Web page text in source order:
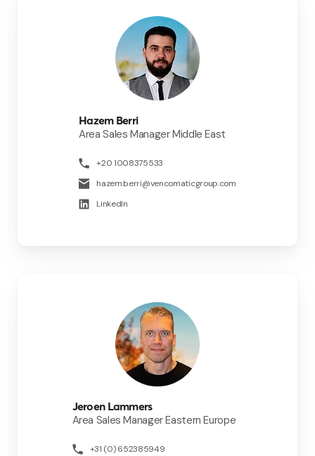
Hazem Berri
Area Sales Manager Middle East
+20 1008375533
hazem.berri@vencomaticgroup.com
LinkedIn
Jeroen Lammers
Area Sales Manager Eastern Europe
+31 (0) 652385949